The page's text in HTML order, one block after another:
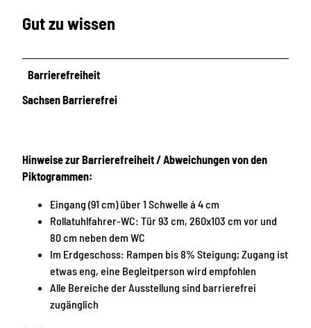
Gut zu wissen
Barrierefreiheit
Sachsen Barrierefrei
Hinweise zur Barrierefreiheit / Abweichungen von den
Piktogrammen:
Eingang (91 cm) über 1 Schwelle á 4 cm
Rollatuhlfahrer-WC: Tür 93 cm, 260x103 cm vor und
80 cm neben dem WC
Im Erdgeschoss: Rampen bis 8% Steigung; Zugang ist
etwas eng, eine Begleitperson wird empfohlen
Alle Bereiche der Ausstellung sind barrierefrei
zugänglich